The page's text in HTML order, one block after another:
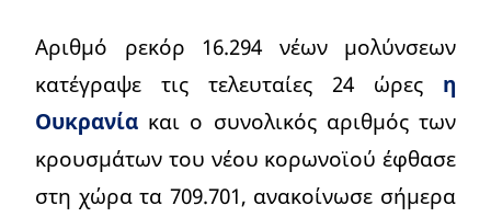
Αριθμό ρεκόρ 16.294 νέων μολύνσεων
κατέγραψε τις τελευταίες 24 ώρες η
Ουκρανία και ο συνολικός αριθμός των
κρουσμάτων του νέου κορωνοϊού έφθασε
στη χώρα τα 709.701, ανακοίνωσε σήμερα